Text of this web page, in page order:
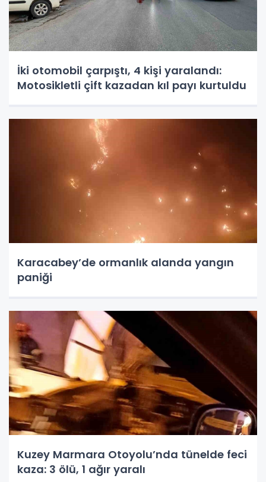
İki otomobil çarpıştı, 4 kişi yaralandı:
Motosikletli çift kazadan kıl payı kurtuldu
Karacabey’de ormanlık alanda yangın
paniği
Kuzey Marmara Otoyolu’nda tünelde feci
kaza: 3 ölü, 1 ağır yaralı